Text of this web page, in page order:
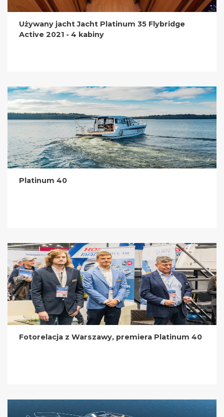
Używany jacht Jacht Platinum 35 Flybridge
Active 2021 - 4 kabiny
Platinum 40
Fotorelacja z Warszawy, premiera Platinum 40